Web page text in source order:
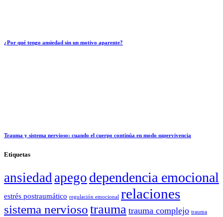
¿Por qué tengo ansiedad sin un motivo aparente?
Trauma y sistema nervioso: cuando el cuerpo continúa en modo supervivencia
Etiquetas
ansiedad apego dependencia emocional
estrés postraumático regulación emocional relaciones
sistema nerviosotrauma trauma complejo trauma